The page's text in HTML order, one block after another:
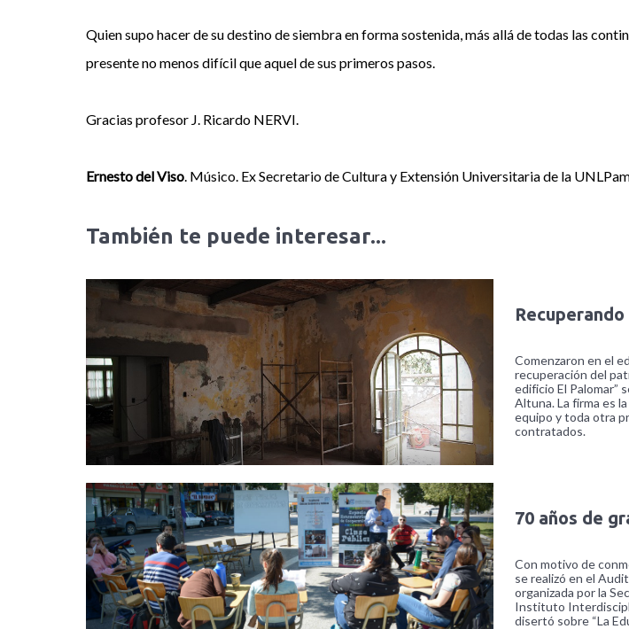
Quien supo hacer de su destino de siembra en forma sostenida, más allá de todas las
presente no menos difícil que aquel de sus primeros pasos.
Gracias profesor J. Ricardo NERVI.
Ernesto del Viso. Músico. Ex Secretario de Cultura y Extensión Universitaria de la
También te puede interesar...
Comenzaron en el
recuperación del
edificio El Palomar”
Altuna. La firma es
equipo y toda otra
contratados.
70 años de
Con motivo de
se realizó en el
organizada por la
Instituto
disertó sobre “La